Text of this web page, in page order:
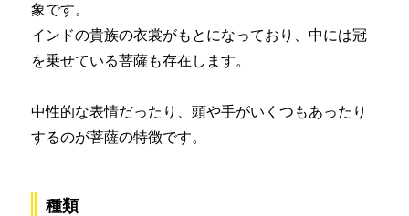
象です。
インドの貴族の衣裳がもとになっており、中には冠
を乗せている菩薩も存在します。
中性的な表情だったり、頭や手がいくつもあったり
するのが菩薩の特徴です。
種類